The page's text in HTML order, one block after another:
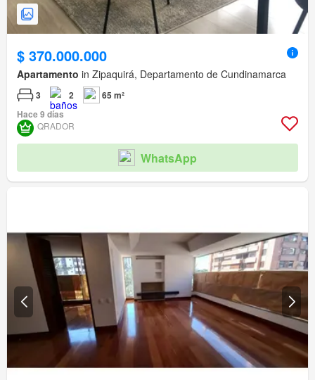
$ 370.000.000
Apartamento in Zipaquirá, Departamento de Cundinamarca
3 2
65 m²
Hace 9 días
QRADOR
WhatsApp